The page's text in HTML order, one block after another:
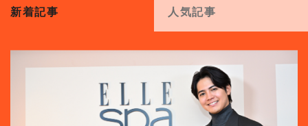
新着記事 人気記事